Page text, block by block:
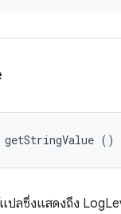
()
ปลซึ่งแสดงถึง